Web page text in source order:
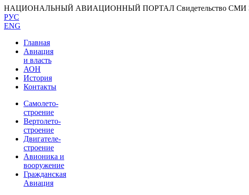
НАЦИОНАЛЬНЫЙ АВИАЦИОННЫЙ ПОРТАЛ Свидетельство
РУС
ENG
Главная
Авиация
и власть
АОН
История
Контакты
Самолето-
строение
Вертолето-
строение
Двигателе-
строение
Авионика и
вооружение
Гражданская
Авиация